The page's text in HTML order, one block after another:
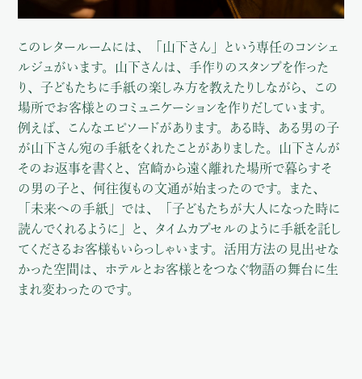
このレタールームには、「山下さん」という専任のコンシェ
ルジュがいます。山下さんは、手作りのスタンプを作った
り、子どもたちに手紙の楽しみ方を教えたりしながら、この
場所でお客様とのコミュニケーションを作りだしています。
例えば、こんなエピソードがあります。ある時、ある男の子
が山下さん宛の手紙をくれたことがありました。山下さんが
そのお返事を書くと、宮崎から遠く離れた場所で暮らすそ
の男の子と、何往復もの文通が始まったのです。また、
「未来への手紙」では、「子どもたちが大人になった時に
読んでくれるように」と、タイムカプセルのように手紙を託し
てくださるお客様もいらっしゃいます。活用方法の見出せな
かった空間は、ホテルとお客様とをつなぐ物語の舞台に生
まれ変わったのです。